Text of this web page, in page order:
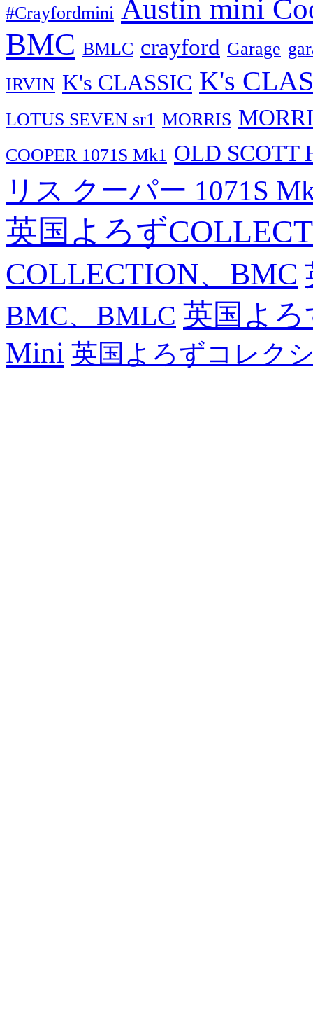
#Crayfordmini Austin mini
BMC BMLC crayford Garage
IRVIN K's CLASSIC K's
LOTUS SEVEN sr1 MORRIS
COOPER 1071S Mk1 OLD SCOTT
リス クーパー 1071S
英国よろず
COLLECTION、BMC
BMC、BMLC 英国よろ
Mini 英国よろずコレク